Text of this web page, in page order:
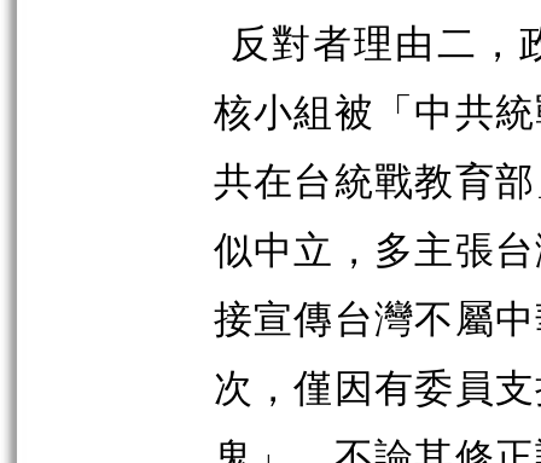
反對者理由二，
核小組被「中共
共在台統戰教育
似中立，多主張
接宣傳台灣不屬
次，僅因有委員